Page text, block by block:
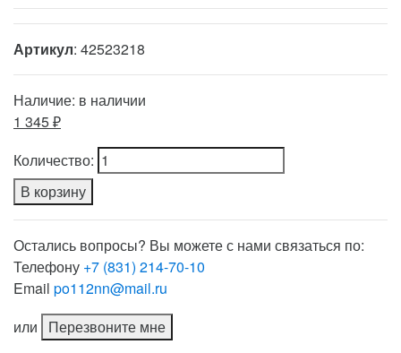
Артикул: 42523218
Наличие: в наличии
1 345 ₽
Количество:
В корзину
Остались вопросы? Вы можете с нами связаться по:
Телефону +7 (831) 214-70-10
Email po112nn@mail.ru
или
Перезвоните мне